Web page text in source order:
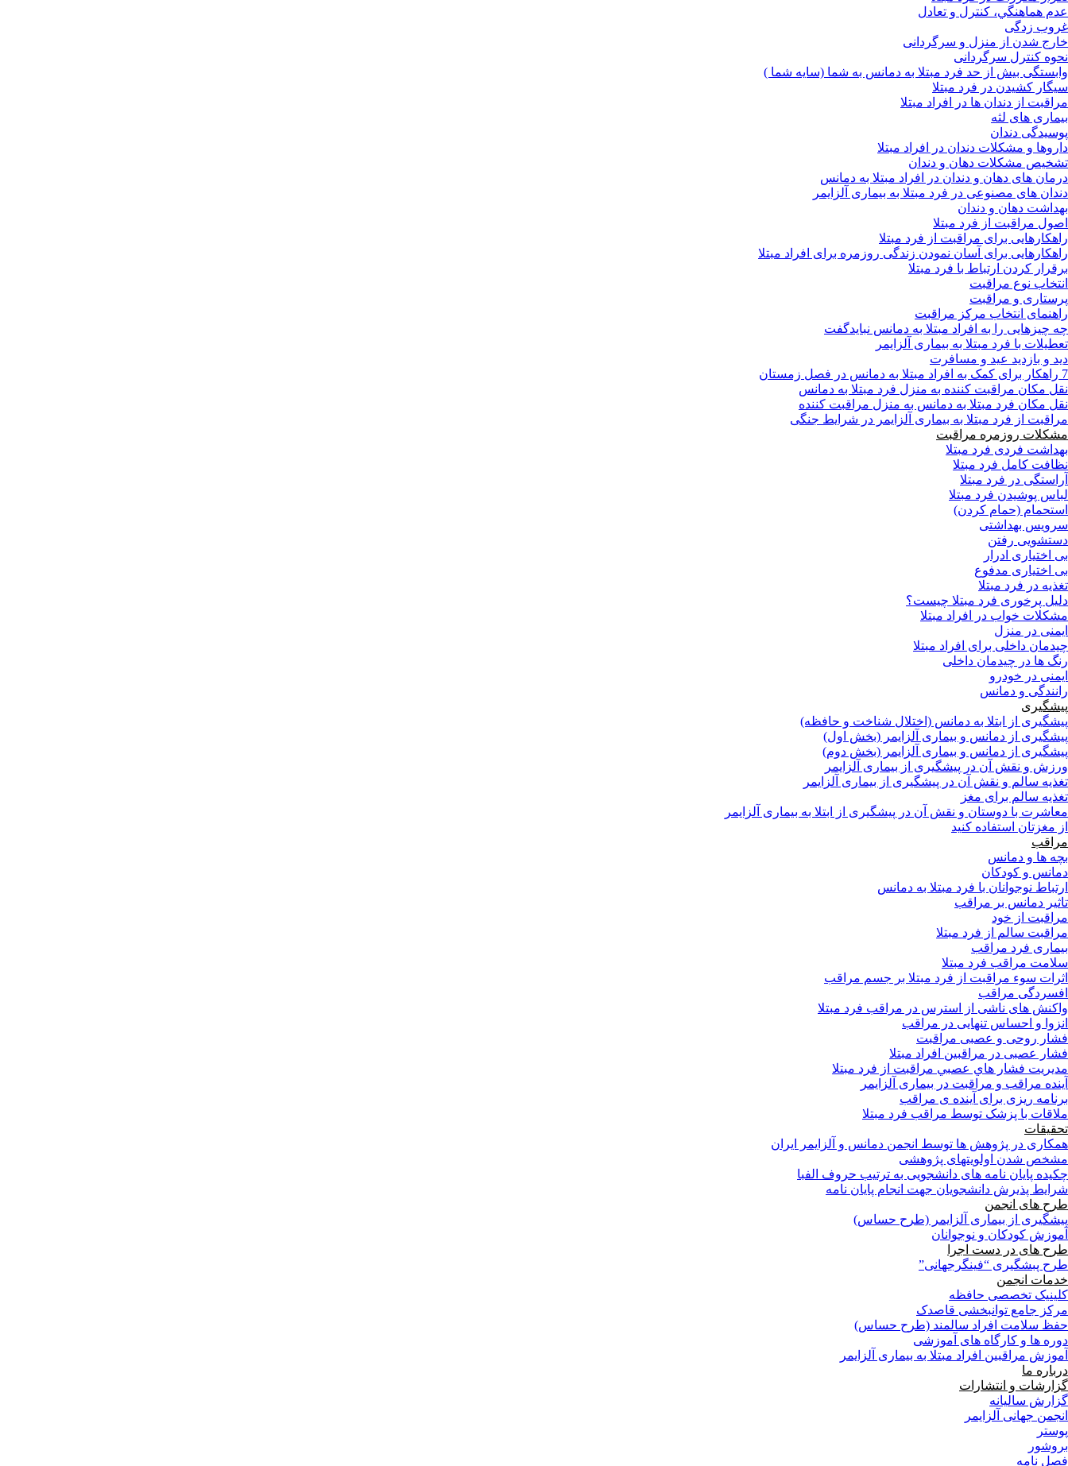
عدم هماهنگي، كنترل و تعادل
غروب زدگی
خارج شدن از منزل و سرگردانی
نحوه کنترل سرگردانی
وابستگی بیش از حد فرد مبتلا به دمانس به شما (سایه شما )
سیگار کشیدن در فرد مبتلا
مراقبت از دندان ها در افراد مبتلا
بیماری های لثه
پوسیدگی دندان
داروها و مشکلات دندان در افراد مبتلا
تشخیص مشکلات دهان و دندان
درمان های دهان و دندان در افراد مبتلا به دمانس
دندان های مصنوعی در فرد مبتلا به بیماری آلزایمر
بهداشت دهان و دندان
اصول مراقبت از فرد مبتلا
راهکارهایی برای مراقبت از فرد مبتلا
راهکارهایی برای آسان نمودن زندگی روزمره برای افراد مبتلا
برقرار کردن ارتباط با فرد مبتلا
انتخاب نوع مراقبت
پرستاری و مراقبت
راهنمای انتخاب مرکز مراقبت
چه چیزهایی را به افراد مبتلا به دمانس نبایدگفت
تعطیلات با فرد مبتلا به بیماری آلزایمر
دید و بازدید عید و مسافرت
7 راهکار برای کمک به افراد مبتلا به دمانس در فصل زمستان
نقل مکان مراقبت کننده به منزل فرد مبتلا به دمانس
نقل مکان فرد مبتلا به دمانس به منزل مراقبت کننده
مراقبت از فرد مبتلا به بیماری آلزایمر در شرایط جنگی
مشکلات روزمره مراقبت
بهداشت فردی فرد مبتلا
نظافت کامل فرد مبتلا
آراستگی در فرد مبتلا
لباس پوشیدن فرد مبتلا
استحمام (حمام کردن)
سرویس بهداشتی
دستشویی رفتن
بی اختیاری ادرار
بی اختیاری مدفوع
تغذیه در فرد مبتلا
دلیل پرخوری فرد مبتلا چیست؟
مشکلات خواب در افراد مبتلا
ایمنی در منزل
چیدمان داخلی برای افراد مبتلا
رنگ ها در چیدمان داخلی
ایمنی در خودرو
رانندگی و دمانس
پیشگیری
پیشگیری از ابتلا به دمانس (اختلال شناخت و حافظه)
پیشگیری از دمانس و بیماری آلزایمر (بخش اول)
پیشگیری از دمانس و بیماری آلزایمر (بخش دوم)
ورزش و نقش آن در پیشگیری از بیماری آلزایمر
تغذیه سالم و نقش آن در پیشگیری از بیماری آلزایمر
تغذیه سالم برای مغز
معاشرت با دوستان و نقش آن در پیشگیری از ابتلا به بیماری آلزایمر
از مغزتان استفاده کنید
مراقب
بچه ها و دمانس
دمانس و کودکان
ارتباط نوجوانان با فرد مبتلا به دمانس
تاثیر دمانس بر مراقب
مراقبت از خود
مراقبت سالم از فرد مبتلا
بیماری فرد مراقب
سلامت مراقب فرد مبتلا
اثرات سوء مراقبت از فرد مبتلا بر جسم مراقب
افسردگی مراقب
واکنش های ناشی از استرس در مراقب فرد مبتلا
انزوا و احساس تنهایی در مراقب
فشار روحی و عصبی مراقبت
فشار عصبی در مراقبین افراد مبتلا
مدیریت فشار هاي عصبي مراقبت از فرد مبتلا
آینده مراقب و مراقبت در بیماری آلزایمر
برنامه ریزی برای آینده ی مراقب
ملاقات با پزشک توسط مراقب فرد مبتلا
تحقیقات
همکاری در پژوهش ها توسط انجمن دمانس و آلزایمر ایران
مشخص شدن اولویتهای پژوهشی
چکیده پایان نامه های دانشجویی به ترتیب حروف الفبا
شرایط پذیرش دانشجویان جهت انجام پایان نامه
طرح های انجمن
پیشگیری از بیماری آلزایمر (طرح حساس)
آموزش کودکان و نوجوانان
طرح های در دست اجرا
طرح پبشگیری “فینگرجهانی”
خدمات انجمن
کلینیک تخصصی حافظه
مرکز جامع توانبخشی قاصدک
حفظ سلامت افراد سالمند (طرح حساس)
دوره ها و کارگاه های آموزشی
آموزش مراقبین افراد مبتلا به بیماری آلزایمر
درباره ما
گزارشات و انتشارات
گزارش سالیانه
انجمن جهانی آلزایمر
پوستر
بروشور
فصل نامه